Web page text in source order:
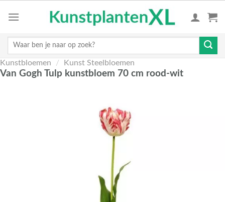
Zoeken
Kunstbloemen / Kunst Steelbloemen
Van Gogh Tulp kunstbloem 70 cm rood-wit